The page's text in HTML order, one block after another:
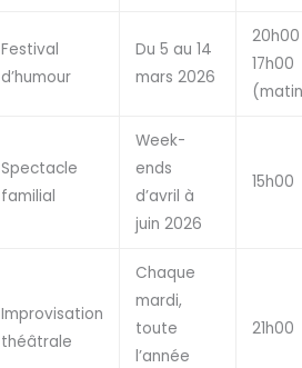
Festival
d’humour
Du 5 au 14
mars 2026
17h00
Spectacle
familial
Week-
ends
d’avril à
juin 2026
15h00
Improvisation
théâtrale
Chaque
mardi,
toute
l’année
21h00